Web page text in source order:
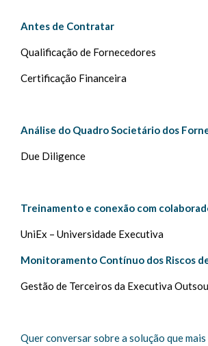
Antes de Contratar
Qualificação de Fornecedores
Certificação Financeira
Análise do Quadro Societário dos
Due Diligence
Treinamento e conexão com
UniEx – Universidade Executiva
Monitoramento Contínuo dos Riscos
Gestão de Terceiros da Executiva
Quer conversar sobre a solução que mais